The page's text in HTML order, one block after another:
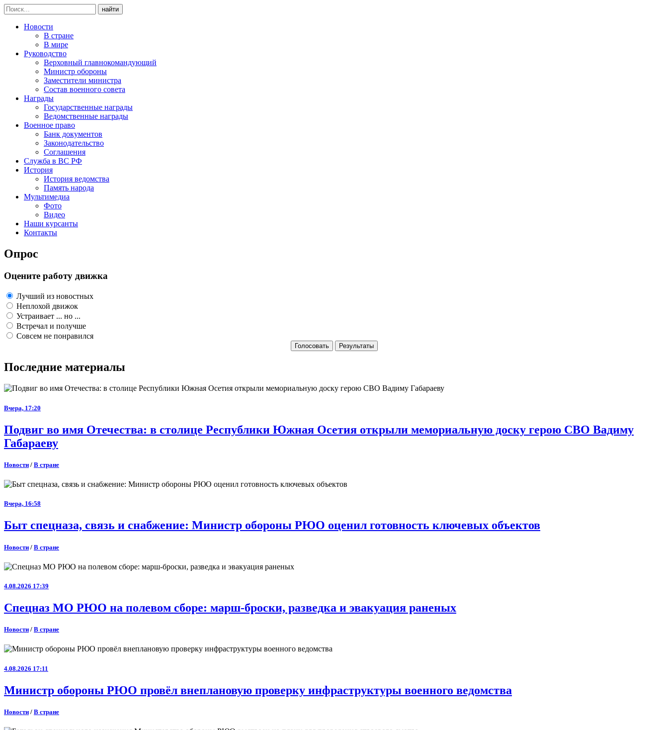
найти
Новости
В стране
В мире
Руководство
Верховный главнокомандующий
Министр обороны
Заместители министра
Состав военного совета
Награды
Государственные награды
Ведомственные награды
Военное право
Банк документов
Законодательство
Соглашения
Служба в ВС РФ
История
История ведомства
Память народа
Мультимедиа
Фото
Видео
Наши курсанты
Контакты
Опрос
Оцените работу движка
Лучший из новостных
Неплохой движок
Устраивает ... но ...
Встречал и получше
Совсем не понравился
Голосовать Результаты
Последние материалы
Вчера, 17:20
Подвиг во имя Отечества: в столице Республики Южная Осетия открыли мемориальную доску герою СВО Вадиму
Габараеву
Новости / В стране
Вчера, 16:58
Быт спецназа, связь и снабжение: Министр обороны РЮО оценил готовность ключевых объектов
Новости / В стране
4.08.2026 17:39
Спецназ МО РЮО на полевом сборе: марш‑броски, разведка и эвакуация раненых
Новости / В стране
4.08.2026 17:11
Министр обороны РЮО провёл внеплановую проверку инфраструктуры военного ведомства
Новости / В стране